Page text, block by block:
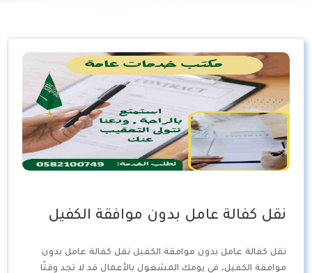
نقل كفالة عامل بدون موافقة الكفيل
نقل كفالة عامل بدون موافقة الكفيل نقل كفالة عامل بدون
موافقة الكفيل، في يومك المشغول بالأعمال قد لا تجد وقتًا